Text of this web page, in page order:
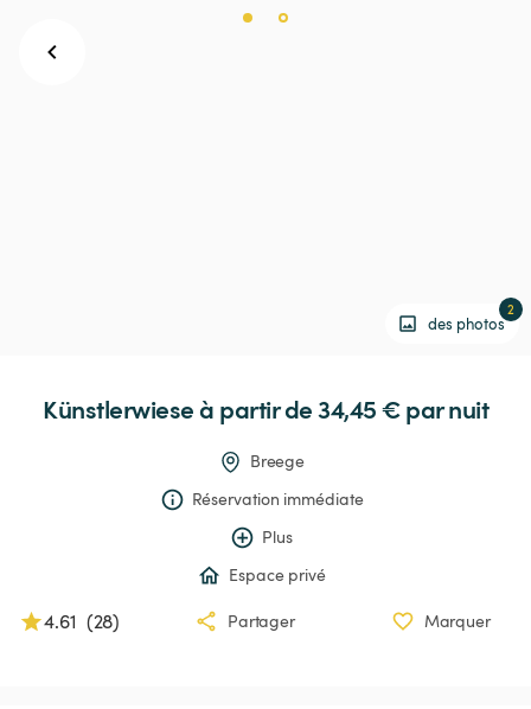
des photos
2
Künstlerwiese à partir de 34,45 € par nuit
Breege
Réservation immédiate
Plus
Espace privé
4.61 (28) Partager Marquer